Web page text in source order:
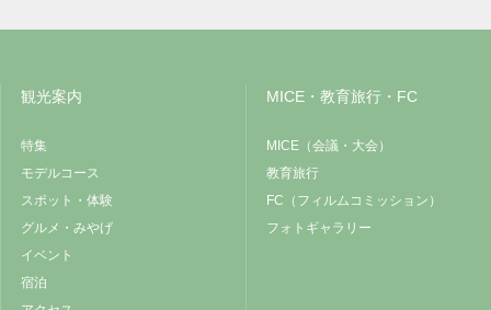
観光案内
特集
モデルコース
スポット・体験
グルメ・みやげ
イベント
宿泊
MICE・教育旅行・FC
MICE（会議・大会）
教育旅行
FC（フィルムコミッション）
フォトギャラリー